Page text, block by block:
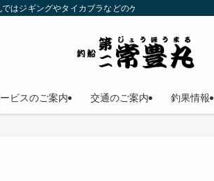
はジギングやタイカブラなどのゲームフィッシング
ビスのご案内 交通のご案内 釣果情報